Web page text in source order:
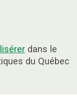
lisérer dans le
du Québec